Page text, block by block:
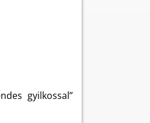
gyilkossal”